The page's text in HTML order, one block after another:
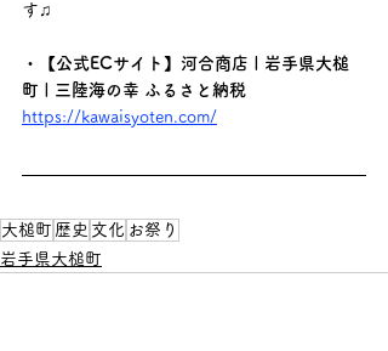
す♫
・【公式ECサイト】河合商店 | 岩手県大槌
町 | 三陸海の幸 ふるさと納税
https://kawaisyoten.com/
大槌町 歴史 文化 お祭り
岩手県大槌町